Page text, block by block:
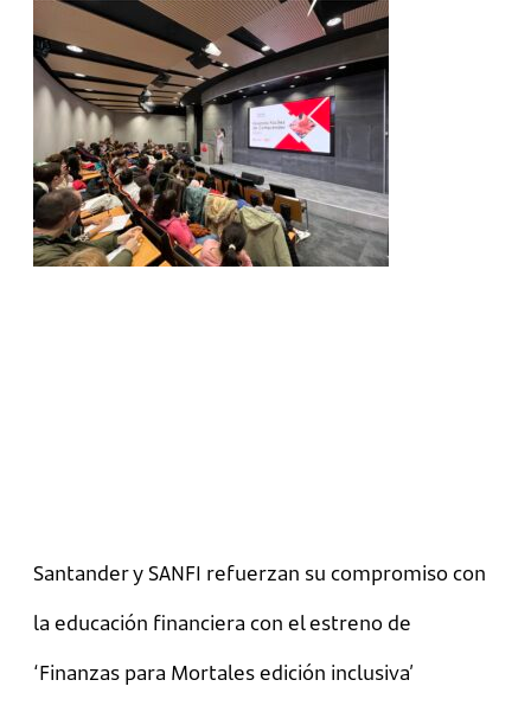
Santander y SANFI refuerzan su compromiso con
la educación financiera con el estreno de
‘Finanzas para Mortales edición inclusiva’